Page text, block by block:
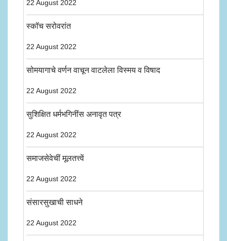
22 August 2022
स्कॉच सरोवरांत
22 August 2022
सोमयागाचे वर्णन वाचून वाटलेला विस्मय व विषाद
22 August 2022
सुशिक्षित धर्मभगिनींस अनावृत पत्र
22 August 2022
समाजसेवेचीं मूलतत्त्वें
22 August 2022
संसारसुखाची साधने
22 August 2022